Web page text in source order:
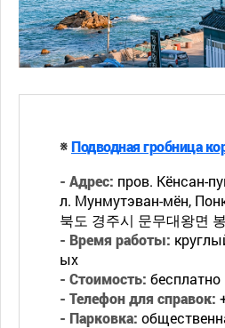
※Подводная гробница
- Адрес: пров. Кёнсан-
л. Мунмутэван-мён,
북도 경주시 문무대왕면
- Время работы:
ых
- Стоимость: бесплатно
- Телефон для справок:
- Парковка: